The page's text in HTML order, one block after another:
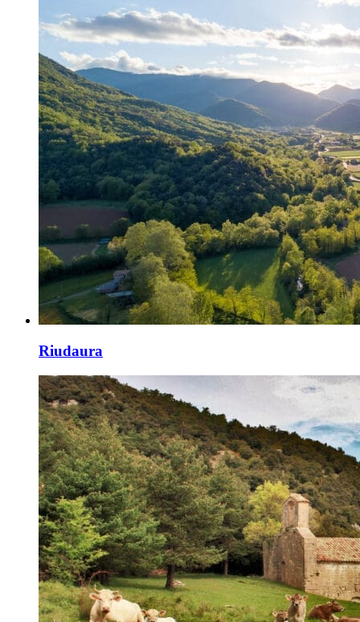
Riudaura